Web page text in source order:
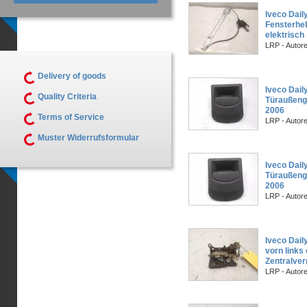
Iveco
elektrisch
LRP -
Iveco
2006
LRP -
Iveco
2006
LRP -
Iveco
vorn links
LRP -
Delivery of goods
Quality Criteria
Terms of Service
Muster Widerrufsformular